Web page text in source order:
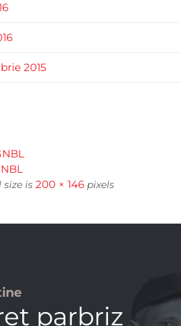
2015
is 200 × 146 pixels
parbriz